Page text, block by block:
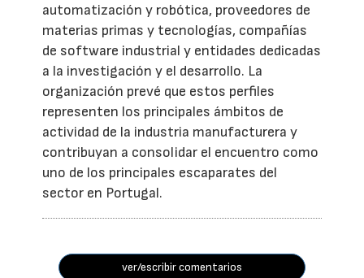
automatización y robótica, proveedores de
materias primas y tecnologías, compañías
de software industrial y entidades dedicadas
a la investigación y el desarrollo. La
organización prevé que estos perfiles
representen los principales ámbitos de
actividad de la industria manufacturera y
contribuyan a consolidar el encuentro como
uno de los principales escaparates del
sector en Portugal.
ver/escribir comentarios